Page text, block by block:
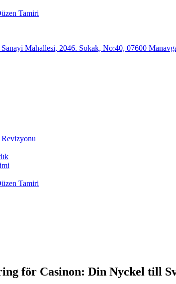
Tamiri
Mahallesi, 2046. Sokak, No:40, 07600
Revizyonu
Tamiri
för Casinon: Din Nyckel till